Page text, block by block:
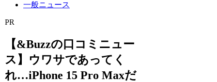
一般ニュース
PR
【&Buzzの口コミニュー
ス】ウワサであってく
れ…iPhone 15 Pro Maxだ